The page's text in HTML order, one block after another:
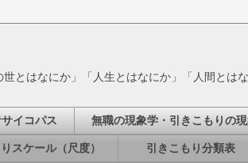
とはなにか」「人生とはなにか」「人間とは
イコパス 無職の現象学・引きこもりの
スケール（尺度） 引きこもり分類表